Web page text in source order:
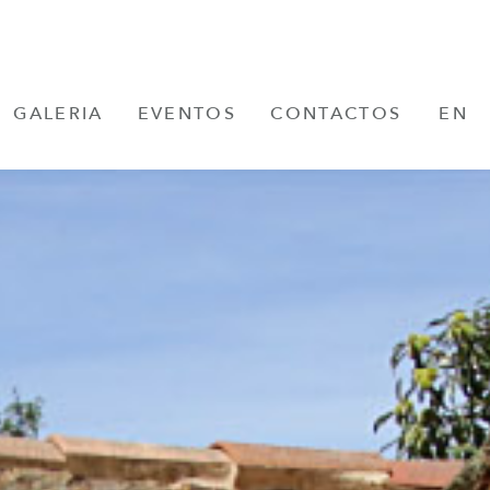
GALERIA EVENTOS CONTACTOS
EN